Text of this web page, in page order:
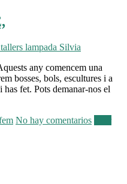
any comencem una
bosses, bols, escultures i a
has fet. Pots demanar-nos el
No hay comentarios